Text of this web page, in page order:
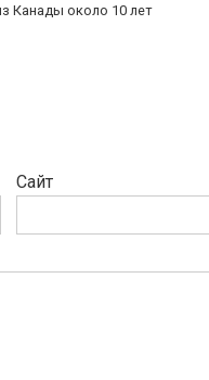
Канады около 10 лет
Сайт